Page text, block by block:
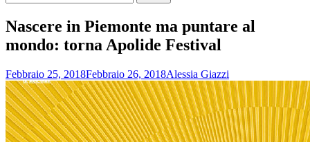
Nascere in Piemonte ma puntare al
mondo: torna Apolide Festival
Febbraio 25, 2018Febbraio 26, 2018Alessia Giazzi